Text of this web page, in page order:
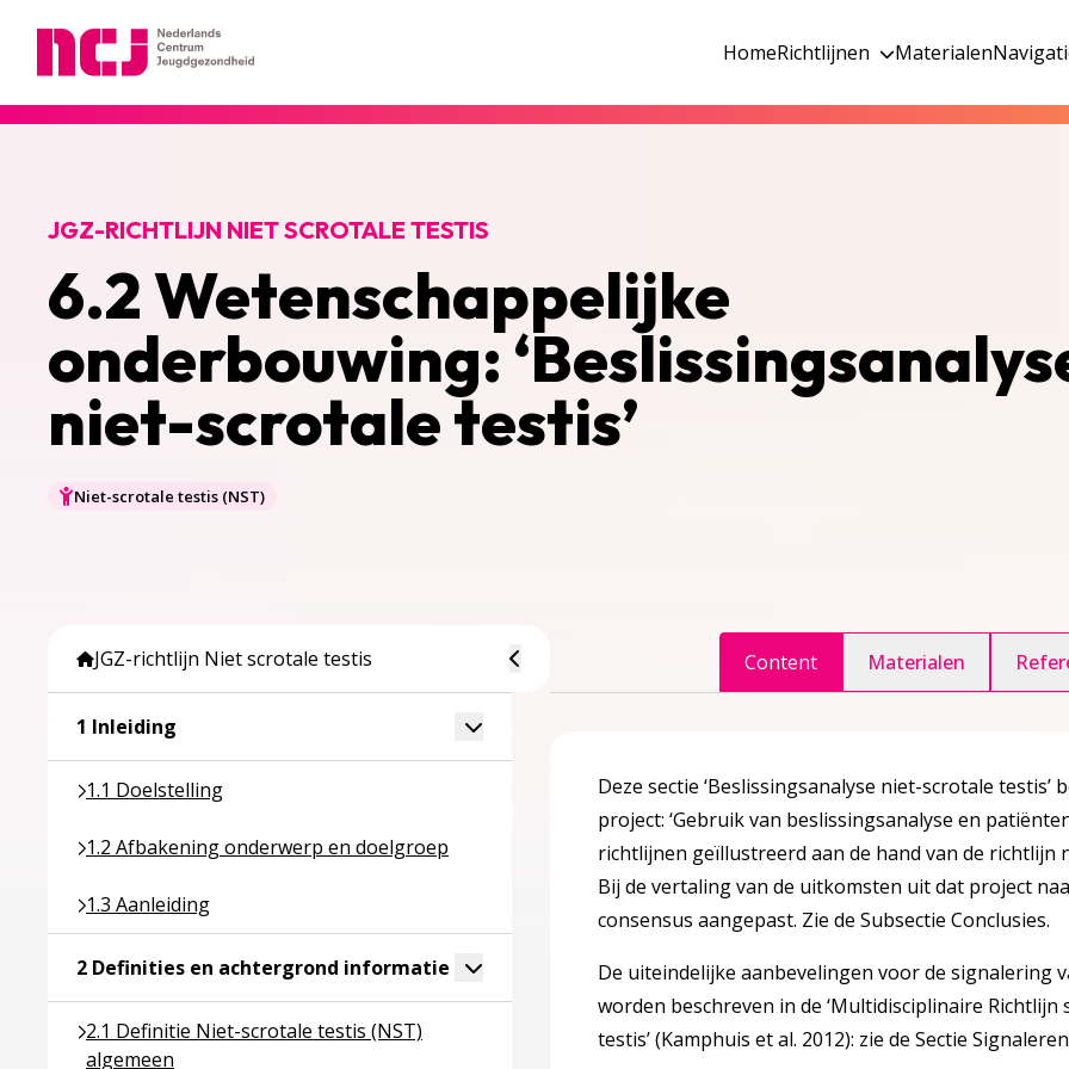
HomeRichtlijnen Materialen
6.2 Wetenschappelijke
onderbouwing:
niet-scrotale testis’
JGZ-RICHTLIJN NIET SCROTALE TESTIS
Niet-scrotale testis (NST)
JGZ-richtlijn Niet scrotale testis Toggle inhoudsopgave
1 Inleiding Toggle accordion over 1 Inleiding
1.1 Doelstelling
Ga naar pagina over 1.1 Doelstelling
1.2 Afbakening onderwerp en doelgroep
Ga naar pagina over 1.2 Afbakening onderwerp en doelgroep
1.3 Aanleiding
Ga naar pagina over 1.3 Aanleiding
2 Definities en achtergrond informatie Ga naar pagina over 2 Definities en achtergrond informatie
Toggle accordion over 2 Definities en achtergrond informatie
2.1 Definitie Niet-scrotale testis (NST)
algemeen
Ga naar pagina over 2.1 Definitie Niet-scrotale testis (NST) algemeen
Content Materialen
Deze sectie ‘Beslissingsanalyse niet-scrotale
project: ‘Gebruik van beslissingsanalyse en
richtlijnen geïllustreerd aan de hand van de richtlijn
Bij de vertaling van de uitkomsten uit dat project
consensus aangepast. Zie de Subsectie Conclusies.
De uiteindelijke aanbevelingen voor de signalering
worden beschreven in de ‘Multidisciplinaire
testis’ (Kamphuis et al. 2012): zie de Sectie